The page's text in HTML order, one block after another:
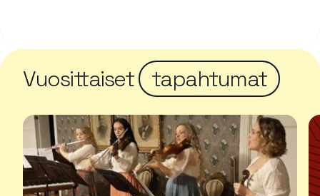
Vuosittaiset tapahtumat